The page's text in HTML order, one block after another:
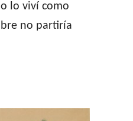
lo viví como
no partiría